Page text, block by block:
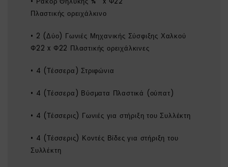
Πλαστικής ορειχάλκινο
• 2 (Δύο) Γωνιές Μηχανικής Σύσφιξης Χαλκού
Φ22 x Φ22 Πλαστικής ορειχάλκινες
• 4 (Τέσσερα) Στριφώνια
• 4 (Τέσσερα) Βύσματα Πλαστικά (ούπατ)
• 4 (Τέσσερις) Γωνιές για στήριξη του Συλλέκτη
• 4 (Τέσσερις) Κοντές Βίδες για στήριξη του
Συλλέκτη